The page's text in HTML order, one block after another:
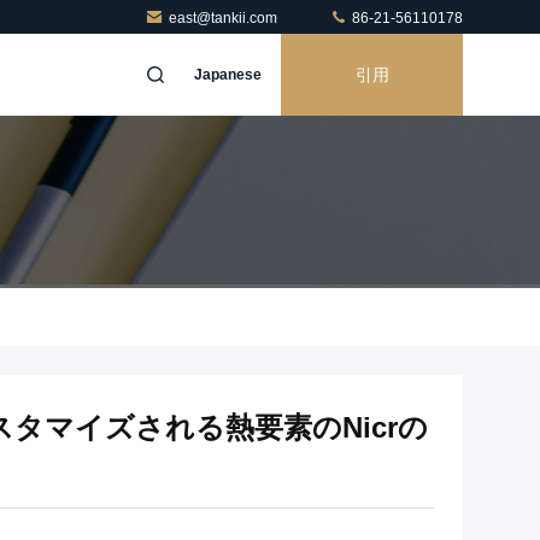
east@tankii.com 86-21-56110178
Japanese 引用
タマイズされる熱要素のNicrの